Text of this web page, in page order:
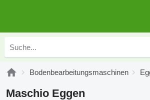
Bodenbearbeitungsmaschinen
Maschio Eggen